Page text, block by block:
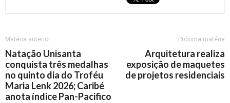
Matéria anterior
Natação Unisanta
conquista três medalhas
no quinto dia do Troféu
Maria Lenk 2026; Caribé
anota índice Pan-Pacifico
Próxima matéria
Arquitetura realiza
exposição de maquetes
de projetos residenciais